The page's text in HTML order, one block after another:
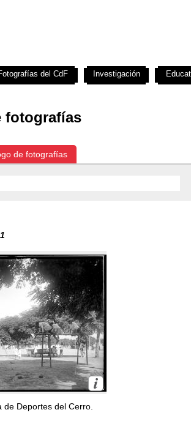
fotografías
de fotografías
1
de Deportes del Cerro.
del CdF Investigación